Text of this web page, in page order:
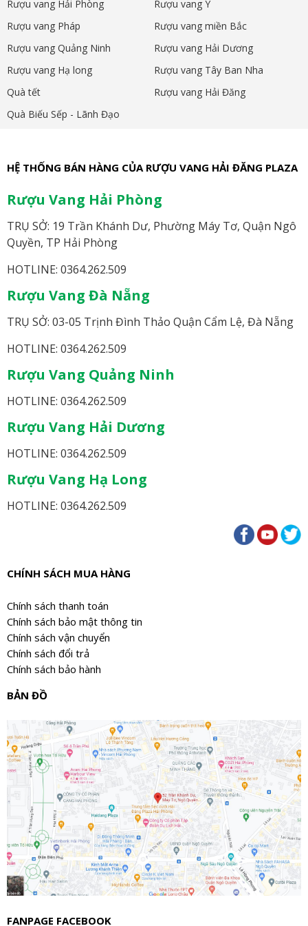
Rượu vang Hải Phòng
Rượu vang Ý
Rượu vang Pháp
Rượu vang miền Bắc
Rượu vang Quảng Ninh
Rượu vang Hải Dương
Rượu vang Hạ long
Rượu vang Tây Ban Nha
Quà tết
Rượu vang Hải Đăng
Quà Biếu Sếp - Lãnh Đạo
HỆ THỐNG BÁN HÀNG CỦA RƯỢU VANG HẢI ĐĂNG PLAZA
Rượu Vang Hải Phòng
TRỤ SỞ: 19 Trần Khánh Dư, Phường Máy Tơ, Quận Ngô
Quyền, TP Hải Phòng
HOTLINE: 0364.262.509
Rượu Vang Đà Nẵng
TRỤ SỞ: 03-05 Trịnh Đình Thảo Quận Cẩm Lệ, Đà Nẵng
HOTLINE: 0364.262.509
Rượu Vang Quảng Ninh
HOTLINE: 0364.262.509
Rượu Vang Hải Dương
HOTLINE: 0364.262.509
Rượu Vang Hạ Long
HOTLINE: 0364.262.509
CHÍNH SÁCH MUA HÀNG
Chính sách thanh toán
Chính sách bảo mật thông tin
Chính sách vận chuyển
Chính sách đổi trả
Chính sách bảo hành
BẢN ĐỒ
FANPAGE FACEBOOK